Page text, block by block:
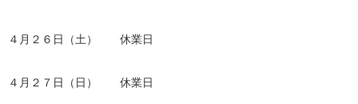
４月２６日（土） 休業日
４月２７日（日） 休業日